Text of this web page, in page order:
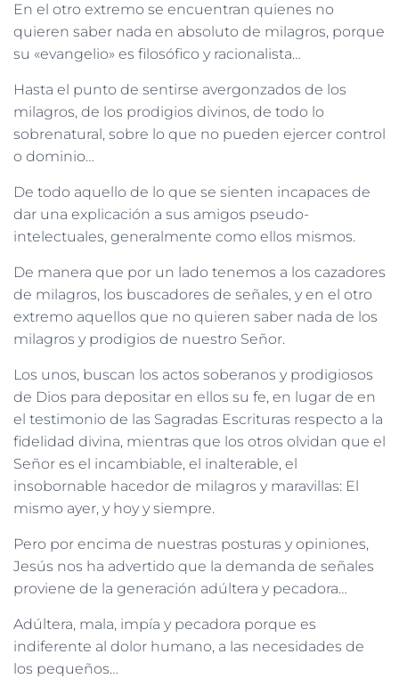
En el otro extremo se encuentran quienes no
quieren saber nada en absoluto de milagros, porque
su «evangelio» es filosófico y racionalista…
Hasta el punto de sentirse avergonzados de los
milagros, de los prodigios divinos, de todo lo
sobrenatural, sobre lo que no pueden ejercer control
o dominio…
De todo aquello de lo que se sienten incapaces de
dar una explicación a sus amigos pseudo-
intelectuales, generalmente como ellos mismos.
De manera que por un lado tenemos a los cazadores
de milagros, los buscadores de señales, y en el otro
extremo aquellos que no quieren saber nada de los
milagros y prodigios de nuestro Señor.
Los unos, buscan los actos soberanos y prodigiosos
de Dios para depositar en ellos su fe, en lugar de en
el testimonio de las Sagradas Escrituras respecto a la
fidelidad divina, mientras que los otros olvidan que el
Señor es el incambiable, el inalterable, el
insobornable hacedor de milagros y maravillas: El
mismo ayer, y hoy y siempre.
Pero por encima de nuestras posturas y opiniones,
Jesús nos ha advertido que la demanda de señales
proviene de la generación adúltera y pecadora…
Adúltera, mala, impía y pecadora porque es
indiferente al dolor humano, a las necesidades de
los pequeños…